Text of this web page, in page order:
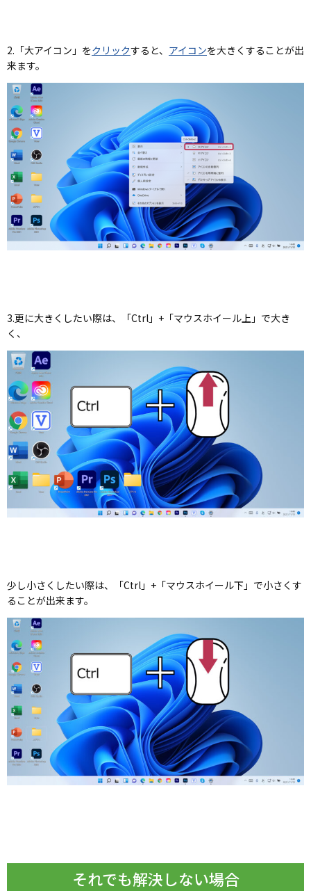
2.「大アイコン」をクリックすると、 アイコンを大きくすることが出
来ます。
3.更に大きくしたい際は、「Ctrl」+「マウスホイール上」で大き
く、
少し小さくしたい際は、「Ctrl」+「マウスホイール下」で小さくす
ることが出来ます。
それでも解決しない場合